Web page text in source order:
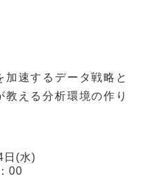
加速するデータ戦略と
教える分析環境の作り
日(水)
00